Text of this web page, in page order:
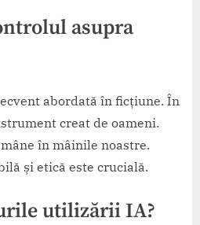
asupra
abordată în ficțiune. În
creat de oameni.
în mâinile noastre.
și etică este crucială.
utilizării IA?